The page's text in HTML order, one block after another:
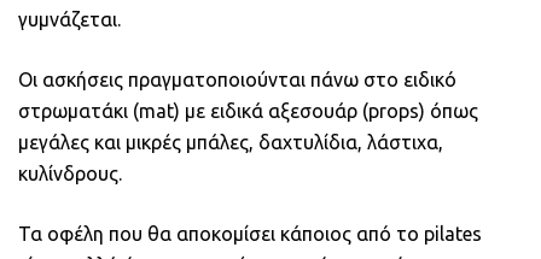
γυμνάζεται.
Οι ασκήσεις πραγματοποιούνται πάνω στο ειδικό
στρωματάκι (mat) με ειδικά αξεσουάρ (props) όπως
μεγάλες και μικρές μπάλες, δαχτυλίδια, λάστιχα,
κυλίνδρους.
Τα οφέλη που θα αποκομίσει κάποιος από το pilates